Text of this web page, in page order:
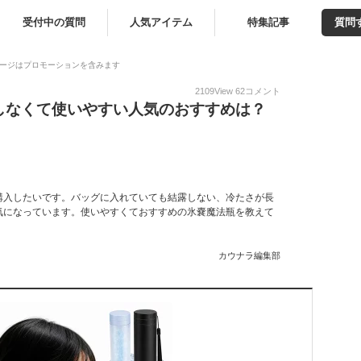
受付中の質問 人気アイテム 特集記事 質問
ジはプロモーションを含みます
2109View 62コメント
くて使いやすい人気のおすすめは？
したいです。バッグに入れていても結露しない、冷たさが長
なっています。使いやすくておすすめの氷嚢魔法瓶を教えて
カウナラ編集部